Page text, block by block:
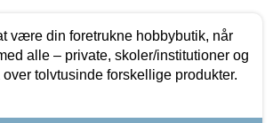
være din foretrukne hobbybutik, når
alle – private, skoler/institutioner og
tolvtusinde forskellige produkter.